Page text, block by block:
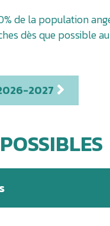
de la population
dès que possible
2027